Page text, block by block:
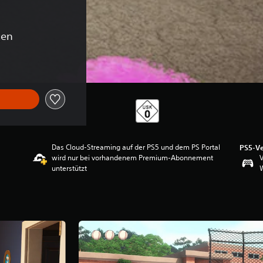
Das Cloud-Streaming auf der PS5 und dem PS Portal
wird nur bei vorhandenem Premium-Abonnement
unterstützt
PS5-